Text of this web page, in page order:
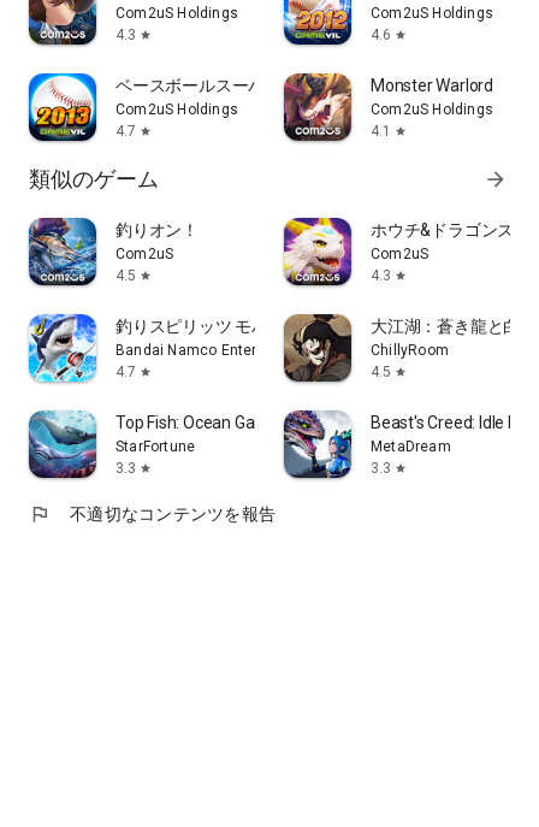
Com2uS Holdings
4.3 star
Com2uS Holdings
4.6 star
ベースボールスーパースターズ2013
Com2uS Holdings
4.7 star
Monster Warlord
Com2uS Holdings
4.1
star
類似のゲーム arrow_forward
釣りオン！
Com2uS
4.5 star
ホウチ&ドラゴンズ
Com2uS
4.3 star
釣りスピリッツ モバイル
Bandai Namco Entertainment Inc.
4.7 star
大江湖：蒼き龍と白
ChillyRoom
4.5 star
Top Fish: Ocean Game
StarFortune
3.3 star
Beast's Creed: Idle RPG
MetaDream
3.3 star
flag 不適切なコンテンツを報告